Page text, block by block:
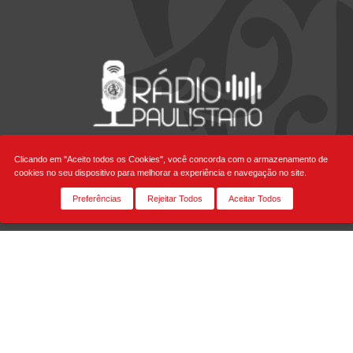
Siga-nos
Clicando em "Aceito todos os Cookies", você concorda com o armazenamento de
cookies no seu dispositivo para melhorar a experiência e navegação no site.
Preferências Rejeitar Todos Aceitar Todos